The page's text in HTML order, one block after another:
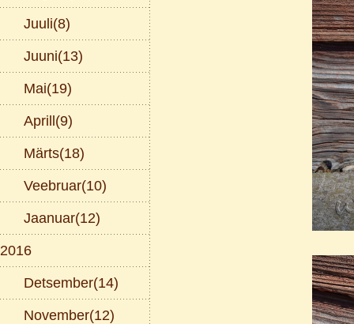
Juuli(8)
Juuni(13)
Mai(19)
Aprill(9)
Märts(18)
Veebruar(10)
Jaanuar(12)
2016
Detsember(14)
November(12)